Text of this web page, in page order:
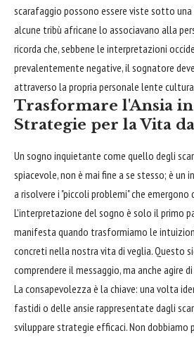
scarafaggio possono essere viste sotto una
alcune tribù africane lo associavano alla
ricorda che, sebbene le interpretazioni
prevalentemente negative, il sognatore
attraverso la propria personale lente
Trasformare l'Ansia
Strategie per la Vita
Un sogno inquietante come quello degli
spiacevole, non è mai fine a se stesso; è un
a risolvere i "piccoli problemi" che
L'interpretazione del sogno è solo il primo
manifesta quando trasformiamo le
concreti nella nostra vita di veglia. Questo
comprendere il messaggio, ma anche agire
La consapevolezza è la chiave: una volta
fastidi o delle ansie rappresentate dagli
sviluppare strategie efficaci. Non dobbiamo